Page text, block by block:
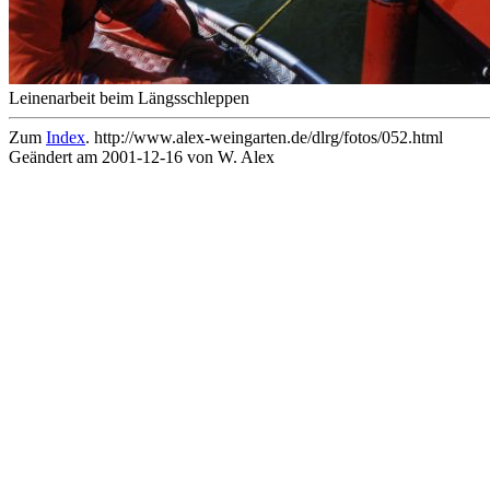
Leinenarbeit beim Längsschleppen
Zum Index. http://www.alex-weingarten.de/dlrg/fotos/052.html
Geändert am 2001-12-16 von W. Alex